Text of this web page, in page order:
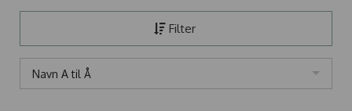
Filter
Navn A til Å